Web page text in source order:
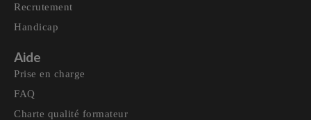
Recrutement
Handicap
Aide
Prise en charge
FAQ
Charte qualité formateur